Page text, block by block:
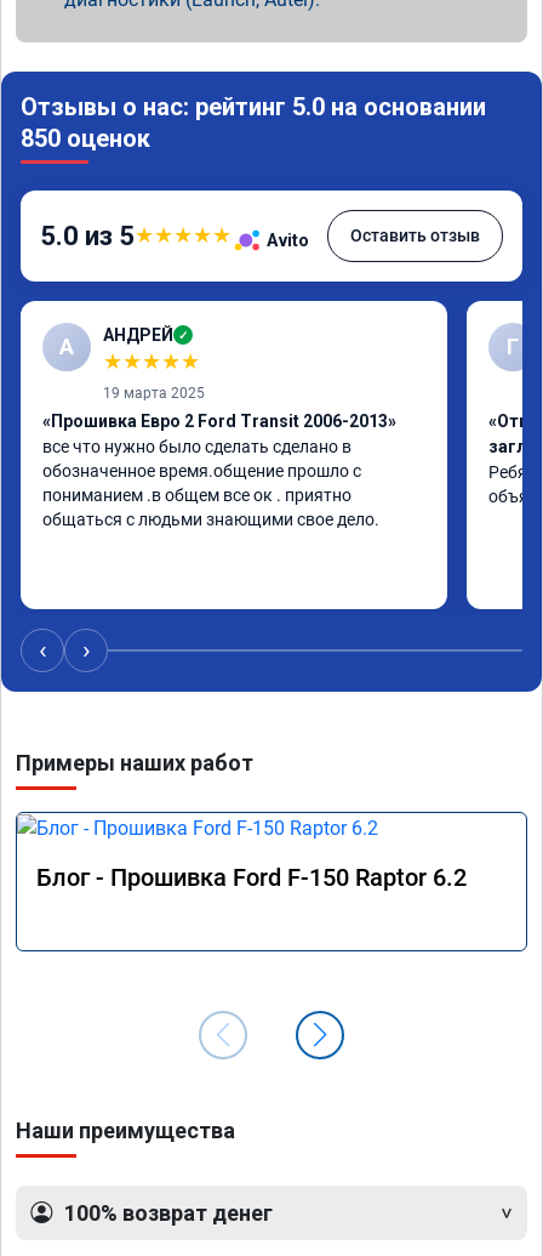
Отзывы о нас: рейтинг 5.0 на основании
850 оценок
5.0 из 5★★★★★ Avito Оставить отзыв
А АНДРЕЙ ✓
★★★★★
19 марта 2025
«Прошивка Евро 2 Ford Transit 2006-2013»
все что нужно было сделать сделано в
обозначенное время.общение прошло с
пониманием .в общем все ок . приятно
общаться с людьми знающими свое дело.
Г
‹ ›
Примеры наших работ
Блог - Прошивка Ford F-150 Raptor 6.2
Наши преимущества
100% возврат денег